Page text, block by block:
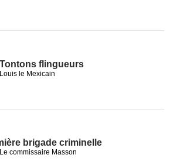
flingueurs
le Mexicain
brigade criminelle
commissaire Masson